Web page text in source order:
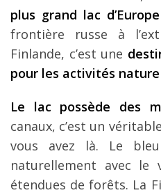
plus grand lac
frontière russe à
Finlande, c’est une
pour les activités
Le lac possède des
canaux, c’est un
vous avez là. Le
naturellement avec le
étendues de forêts. La